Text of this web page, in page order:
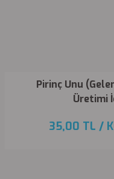
Pirinç Unu
Üretimi
35,00 TL /